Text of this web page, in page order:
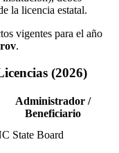
la licencia estatal.
vigentes para el año
.
(2026)
Administrador /
Beneficiario
State Board